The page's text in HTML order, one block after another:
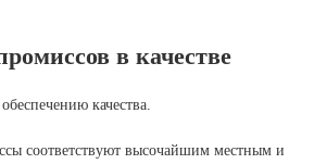
в качестве
качества.
соответствуют высочайшим местным и